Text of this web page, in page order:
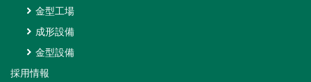
金型工場
成形設備
金型設備
採用情報